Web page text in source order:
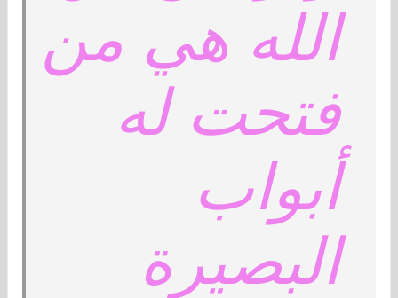
الله هي من
فتحت له
أبواب
البصيرة